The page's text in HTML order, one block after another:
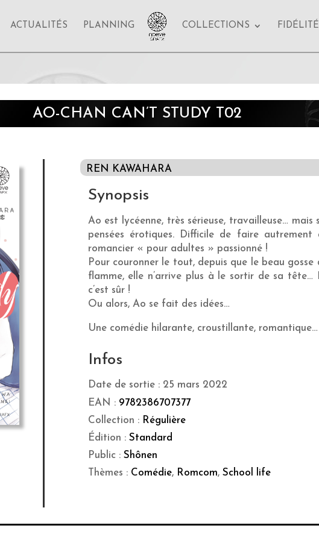
ACTUALITÉS PLANNING COLLECTIONS FIDÉLITÉ
AO-CHAN CAN’T STUDY T02
REN KAWAHARA
Synopsis
Ao est lycéenne, très sérieuse, travailleuse… mais
pensées érotiques. Difficile de faire
romancier « pour adultes » passionné !
Pour couronner le tout, depuis que le beau gosse
flamme, elle n’arrive plus à le sortir de sa tête…
c’est sûr !
Ou alors, Ao se fait des idées…
Une comédie hilarante, croustillante,
Infos
Date de sortie : 25 mars 2022
EAN : 9782386707377
Collection : Régulière
Édition : Standard
Public : Shônen
Thèmes : Comédie, Romcom, School life